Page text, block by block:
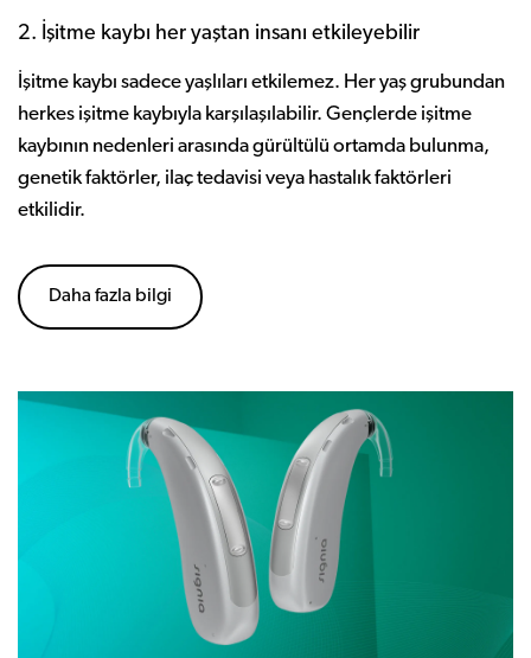
2. İşitme kaybı her yaştan insanı etkileyebilir
İşitme kaybı sadece yaşlıları etkilemez. Her yaş grubundan
herkes işitme kaybıyla karşılaşılabilir. Gençlerde işitme
kaybının nedenleri arasında gürültülü ortamda bulunma,
genetik faktörler, ilaç tedavisi veya hastalık faktörleri
etkilidir.
Daha fazla bilgi